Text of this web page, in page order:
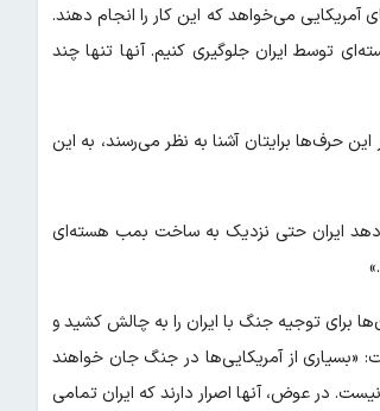
می‌خواهد که این کار را انجام دهند.
توسط ایران جلوگیری کنیم. آنها تنها چند
حرف‌ها برایتان آشنا به نظر می‌رسند، به این
دهد ایران حتی نزدیک به ساخت بمب هسته‌ای
برای توجیه جنگ با ایران را به چالش کشید و
«بسیاری از آمریکایی‌ها در جنگ جان خواهند
در عوض، آنها اصرار دارند که ایران تمامی